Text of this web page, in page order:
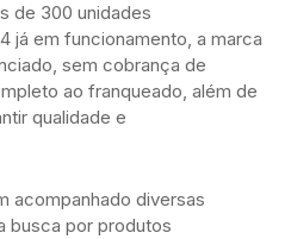
de 300 unidades
já em funcionamento, a marca
sem cobrança de
ao franqueado, além de
qualidade e
acompanhado diversas
busca por produtos